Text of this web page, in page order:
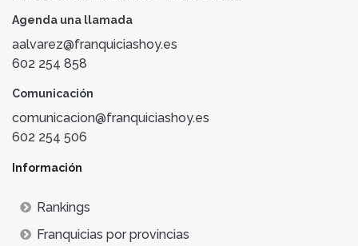
Agenda una llamada
aalvarez@franquiciashoy.es
602 254 858
Comunicación
comunicacion@franquiciashoy.es
602 254 506
Información
Rankings
Franquicias por provincias